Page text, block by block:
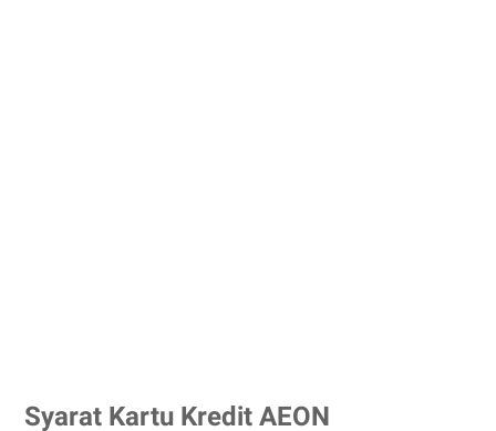
Syarat Kartu Kredit AEON